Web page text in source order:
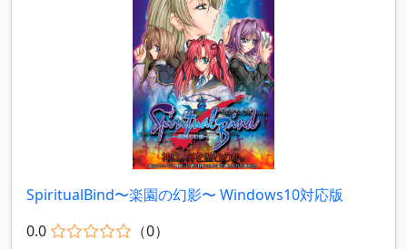
SpiritualBind〜楽園の幻影〜 Windows10対応版
0.0
（0）